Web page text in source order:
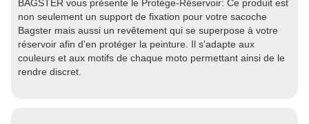
BAGSTER vous présente le Protège-Réservoir: Ce produit est
non seulement un support de fixation pour votre sacoche
Bagster mais aussi un revêtement qui se superpose à votre
réservoir afin d'en protéger la peinture. Il s'adapte aux
couleurs et aux motifs de chaque moto permettant ainsi de le
rendre discret.